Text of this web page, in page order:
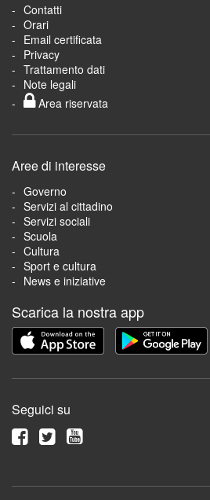
Contatti
Orari
Email certificata
Privacy
Trattamento dati
Note legali
Area riservata
Aree di interesse
Governo
Servizi al cittadino
Servizi sociali
Scuola
Cultura
Sport e cultura
News e iniziative
Scarica la nostra app
Seguici su